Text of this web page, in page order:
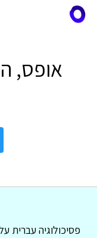
אופס,
פסיכולוגיה עברית על